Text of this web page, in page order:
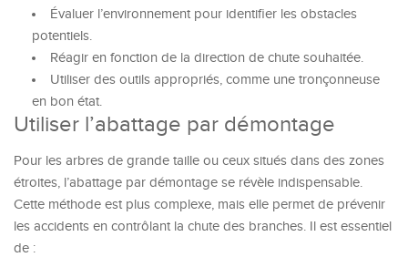
Évaluer l’environnement pour identifier les obstacles
potentiels.
Réagir en fonction de la direction de chute souhaitée.
Utiliser des outils appropriés, comme une tronçonneuse
en bon état.
Utiliser l’abattage par démontage
Pour les arbres de grande taille ou ceux situés dans des zones
étroites, l’abattage par démontage se révèle indispensable.
Cette méthode est plus complexe, mais elle permet de prévenir
les accidents en contrôlant la chute des branches. Il est essentiel
de :